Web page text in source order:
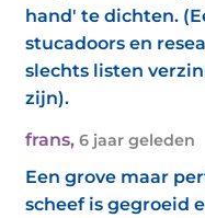
hand' te dichten.
stucadoors en
slechts listen
zijn).
frans, 6 jaar geleden
Een grove maar
scheef is gegroeid